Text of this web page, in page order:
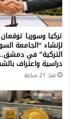
تركيا وسوريا
لإنشاء “الجامعة
التركية” في
دراسية واعتراف
منذ 21 ساعة